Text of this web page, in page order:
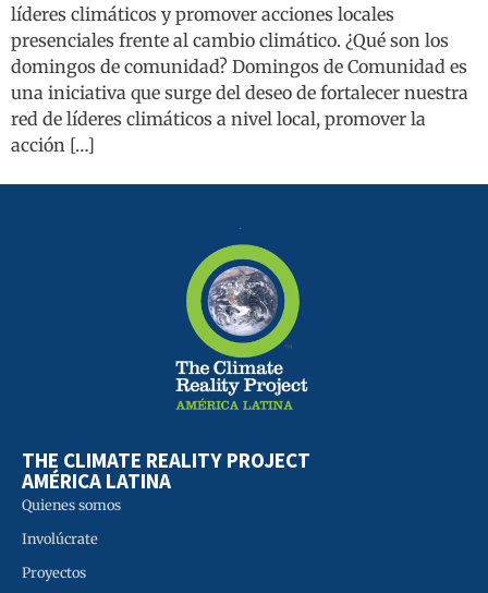
líderes climáticos y promover acciones locales
presenciales frente al cambio climático. ¿Qué son los
domingos de comunidad? Domingos de Comunidad es
una iniciativa que surge del deseo de fortalecer nuestra
red de líderes climáticos a nivel local, promover la
acción […]
THE CLIMATE REALITY PROJECT
AMÉRICA LATINA
Quienes somos
Involúcrate
Proyectos